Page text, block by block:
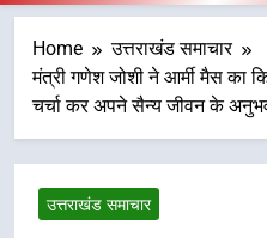
Home
उत्तराखंड समाचार
मंत्री गणेश जोशी ने आर्मी मैस का
चर्चा कर अपने सैन्य जीवन के
उत्तराखंड समाचार